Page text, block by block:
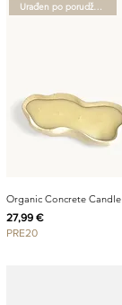
Urađen po porudžbini
Organic Concrete Candle
Cijena
27,99 €
PRE20